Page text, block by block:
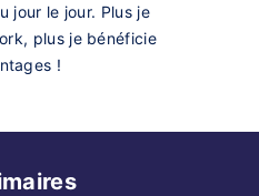
jour le jour. Plus je
plus je bénéficie
!